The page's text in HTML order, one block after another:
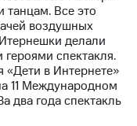
танцам. Все это
воздушных
делали
спектакля.
«Дети в Интернете»
11 Международном
два года спектакль